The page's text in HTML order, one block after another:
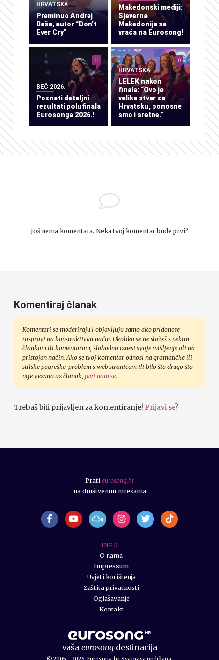
HRVATSKA
Preminuo Andrej
Baša, autor “Don’t
Ever Cry”
Makedonski mediji:
Sjeverna
Makedonija se
vraća na Eurosong!
BEČ 2026.
Poznati detaljni
rezultati polufinala
Eurosonga 2026.!
11
HRVATSKA
LELEK nakon
finala: “Ovo je
velika stvar za
Hrvatsku, ponosne
smo i sretne.”
0
Još nema komentara. Neka tvoj komentar bude prvi?
Komentiraj članak
Komentari se moderiraju i objavljuju samo ako pridonose
raspravi na konstruktivan način. Ukoliko se ne slažeš s nekim
člankom ili komentarom, slobodno iznesi svoje mišljenje ali na
pristojan način. Ako se tvoj komentar odnosi na gramatičke ili
stilske pogreške, problem s web stranicom ili bilo što drugo što
nije vezano uz članak, javi nam se.
Trebaš biti prijavljen za komentiranje! Prijavi se?
vaša eurosongdestinacija
I N F O
O nama
Impressum
Uvjeti korištenja
Zaštita privatnosti
Oglašavanje
Kontakt
Prati eurosong.hr
na društvenim mrežama